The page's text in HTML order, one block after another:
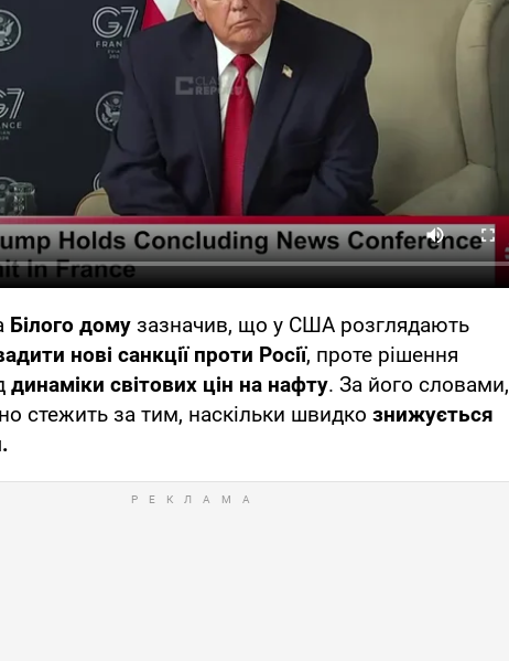
Білого дому зазначив, що у США розглядають
нові санкції проти Росії, проте рішення
динаміки світових цін на нафту. За його словами,
стежить за тим, наскільки швидко знижується